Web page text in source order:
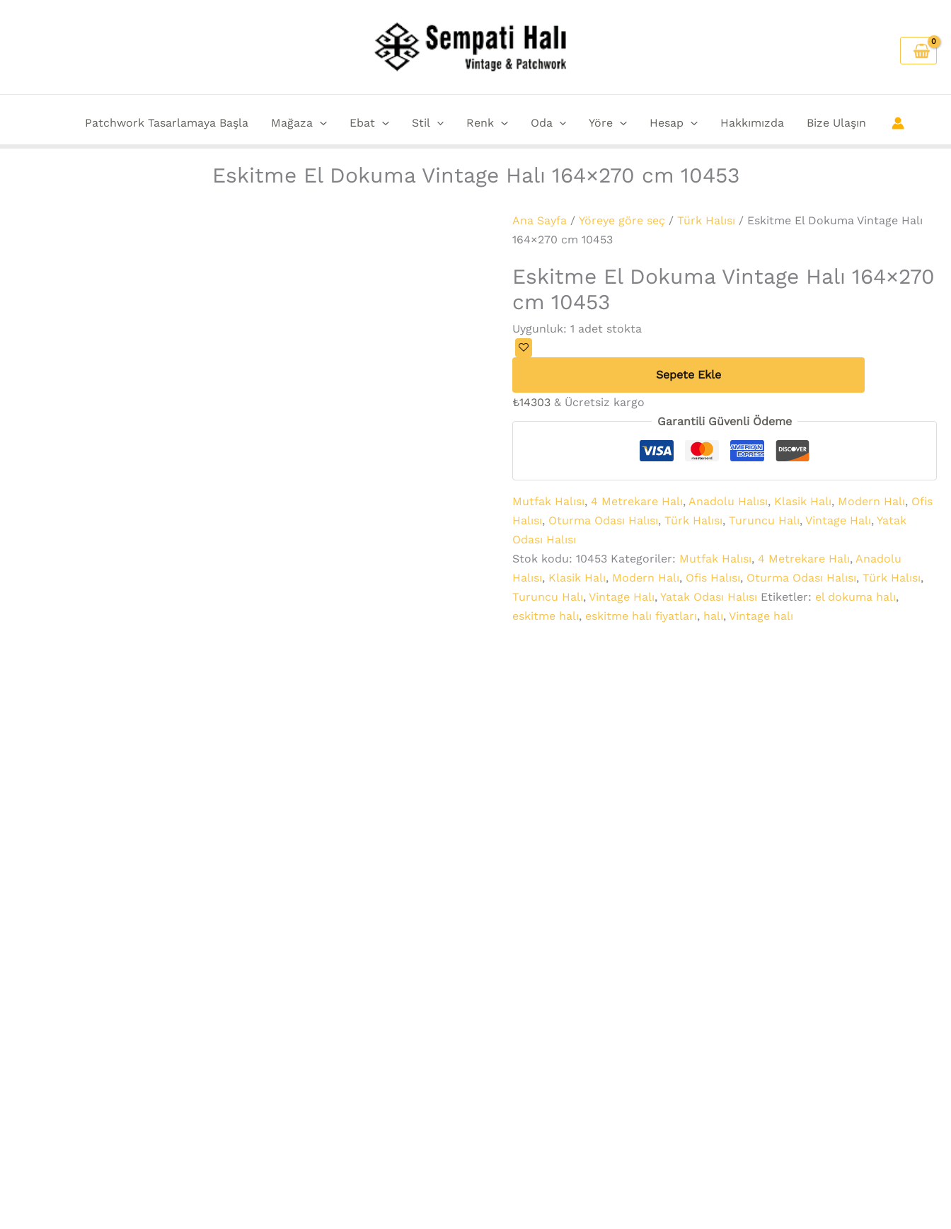
Patchwork Tasarlamaya Başla Mağaza Ebat Stil Renk Oda Yöre Hesap Hakkımızda Bize Ulaşın
Eskitme El Dokuma Vintage Halı 164×270 cm 10453
Ana Sayfa /Yöreye göre seç /Türk Halısı / Eskitme El Dokuma Vintage Halı
164×270 cm 10453
Eskitme El Dokuma Vintage Halı 164×270
cm 10453
Uygunluk: 1 adet stokta
El
Dokuma
Vintage
adet
Sepete Ekle
₺14303 & Ücretsiz kargo
Garantili Güvenli Ödeme
Mutfak Halısı,4 Metrekare Halı, Anadolu Halısı, Klasik Halı, Modern Halı, Ofis
Halısı, Oturma Odası Halısı,Türk Halısı,Turuncu Halı,Vintage Halı,Yatak
Odası Halısı
Stok kodu:10453 Kategoriler: Mutfak Halısı,4 Metrekare Halı, Anadolu
Halısı, Klasik Halı, Modern Halı, Ofis Halısı, Oturma Odası Halısı,Türk Halısı,
Turuncu Halı,Vintage Halı,Yatak Odası Halısı Etiketler: el dokuma halı,
eskitme halı, eskitme halı fiyatları, halı,Vintage halı